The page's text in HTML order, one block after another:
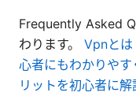
Frequently Asked
わります。 Vpnとは
心者にもわかりや
リットを初心者に